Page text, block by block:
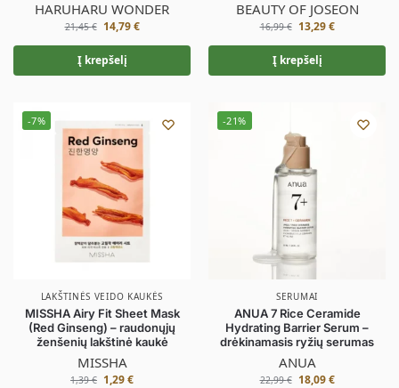
HARUHARU WONDER
21,45€ 14,79€
Į krepšelį
BEAUTY OF JOSEON
16,99€ 13,29€
Į krepšelį
-7%
LAKŠTINĖS VEIDO KAUKĖS
MISSHA Airy Fit Sheet Mask
(Red Ginseng) – raudonųjų
ženšenių lakštinė kaukė
MISSHA
1,39€ 1,29€
-21%
SERUMAI
ANUA 7 Rice Ceramide
Hydrating Barrier Serum –
drėkinamasis ryžių serumas
ANUA
22,99€ 18,09€